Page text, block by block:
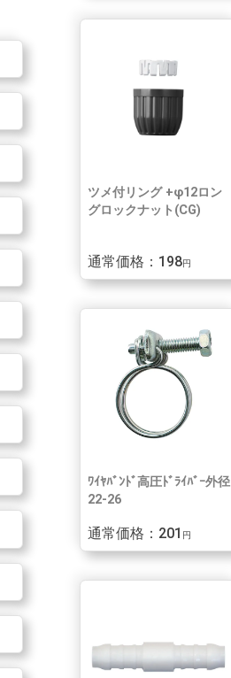
ツメ付リング +φ12ロン
グロックナット(CG)
通常価格：198円
ﾜｲﾔﾊﾞﾝﾄﾞ高圧ﾄﾞﾗｲﾊﾞｰ外径
22-26
通常価格：201 円